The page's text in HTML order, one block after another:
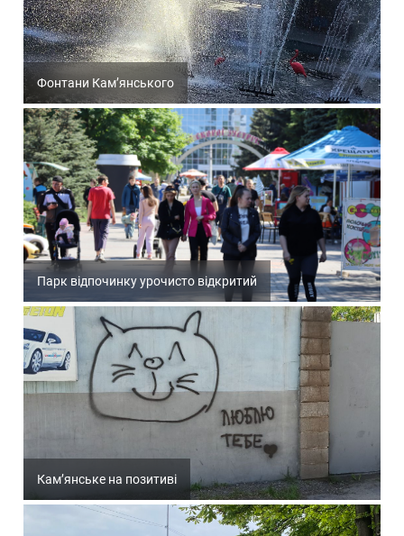
Фонтани Кам’янського
Парк відпочинку урочисто відкритий
Кам’янське на позитиві